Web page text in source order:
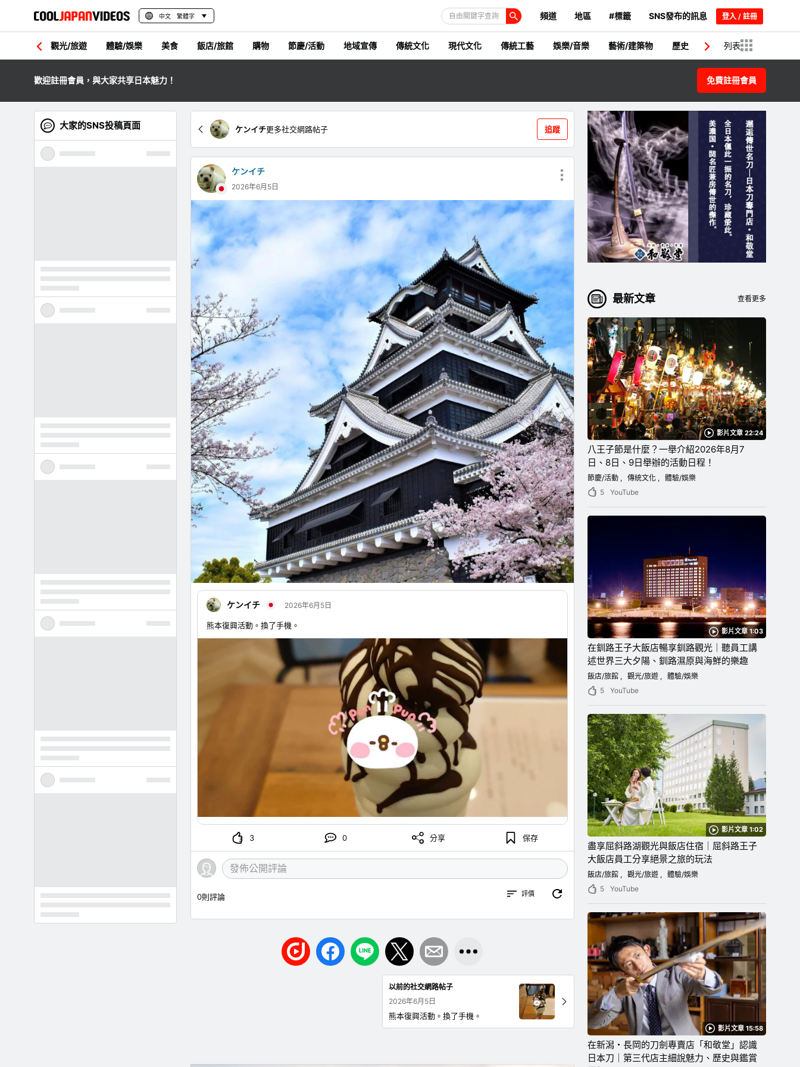
中文 繁體字 自由關鍵字查詢 頻道 地區 #標籤 SNS發布的訊息 登入 / 註冊
觀光/旅遊 體驗/娛樂 美食 飯店/旅館 購物 節慶/活動 地域宣傳 傳統文化 現代文化 傳統工藝 娛樂/音樂 藝術/建築物 歷史 日本人/名人
列表
歡迎註冊會員，與大家共享日本魅力！ 免費註冊會員
ケンイチ更多社交網路帖子 追蹤
ケンイチ
2026年6月5日
ケンイチ 2026年6月5日
熊本復興活動。換了手機。
3 0 分享 保存
0則評論 評價
以前的社交網路帖子
2026年6月5日
熊本復興活動。換了手機。
大家的SNS投稿頁面
最新文章 查看更多
影片文章 22:24
八王子節是什麼？一舉介紹2026年8月7
日、8日、9日舉辦的活動日程！
節慶/活動 傳統文化
體驗/娛樂
5
YouTube
影片文章 1:03
在釧路王子大飯店暢享釧路觀光｜聽員工講
述世界三大夕陽、釧路濕原與海鮮的樂趣
飯店/旅館 觀光/旅遊
體驗/娛樂
5
YouTube
影片文章 1:02
盡享屈斜路湖觀光與飯店住宿｜屈斜路王子
大飯店員工分享絕景之旅的玩法
飯店/旅館 觀光/旅遊
體驗/娛樂
5
YouTube
影片文章 15:58
在新潟・長岡的刀劍專賣店「和敬堂」認識
日本刀｜第三代店主細說魅力、歷史與鑑賞